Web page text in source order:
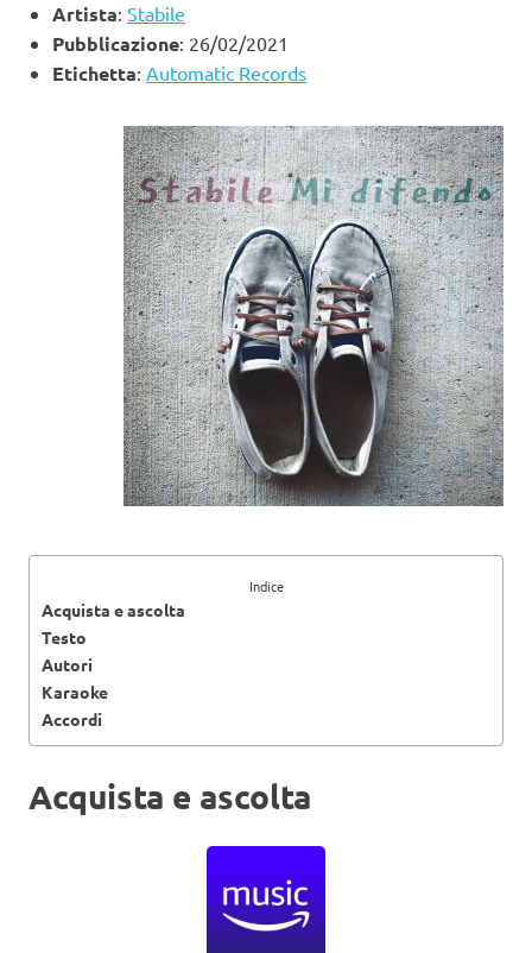
Artista: Stabile
Pubblicazione: 26/02/2021
Etichetta: Automatic Records
Indice
Acquista e ascolta
Testo
Autori
Karaoke
Accordi
Acquista e ascolta